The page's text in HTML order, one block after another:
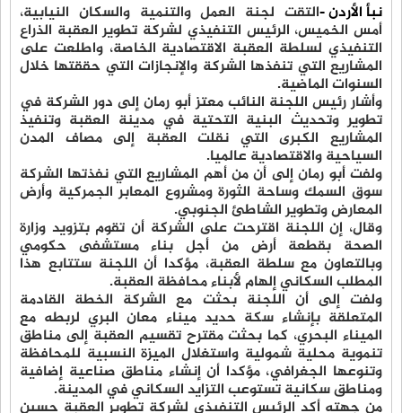
نبأ الأردن -التقت لجنة العمل والتنمية والسكان النيابية،
أمس الخميس، الرئيس التنفيذي لشركة تطوير العقبة الذراع
التنفيذي لسلطة العقبة الاقتصادية الخاصة، واطلعت على
المشاريع التي تنفذها الشركة والإنجازات التي حققتها خلال
السنوات الماضية.
وأشار رئيس اللجنة النائب معتز أبو رمان إلى دور الشركة في
تطوير وتحديث البنية التحتية في مدينة العقبة وتنفيذ
المشاريع الكبرى التي نقلت العقبة إلى مصاف المدن
السياحية والاقتصادية عالميا.
ولفت أبو رمان إلى أن من أهم المشاريع التي نفذتها الشركة
سوق السمك وساحة الثورة ومشروع المعابر الجمركية وأرض
المعارض وتطوير الشاطئ الجنوبي.
وقال، إن اللجنة اقترحت على الشركة أن تقوم بتزويد وزارة
الصحة بقطعة أرض من أجل بناء مستشفى حكومي
وبالتعاون مع سلطة العقبة، مؤكدا أن اللجنة ستتابع هذا
المطلب السكاني إلهام لأبناء محافظة العقبة.
ولفت إلى أن اللجنة بحثت مع الشركة الخطة القادمة
المتعلقة بإنشاء سكة حديد ميناء معان البري لربطه مع
الميناء البحري، كما بحثت مقترح تقسيم العقبة إلى مناطق
تنموية محلية شمولية واستغلال الميزة النسبية للمحافظة
وتنوعها الجغرافي، مؤكدا أن إنشاء مناطق صناعية إضافية
ومناطق سكانية تستوعب التزايد السكاني في المدينة.
من جهته أكد الرئيس التنفيذي لشركة تطوير العقبة حسين